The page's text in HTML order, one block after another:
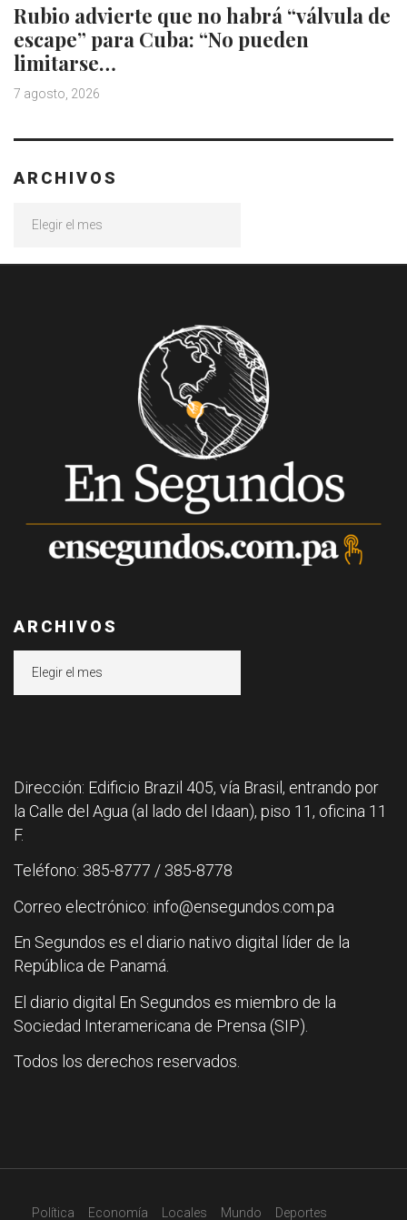
Rubio advierte que no habrá “válvula de
escape” para Cuba: “No pueden
limitarse…
7 agosto, 2026
ARCHIVOS
ARCHIVOS
Dirección: Edificio Brazil 405, vía Brasil, entrando por
la Calle del Agua (al lado del Idaan), piso 11, oficina 11
F.
Teléfono: 385-8777 / 385-8778
Correo electrónico: info@ensegundos.com.pa
En Segundos es el diario nativo digital líder de la
República de Panamá.
El diario digital En Segundos es miembro de la
Sociedad Interamericana de Prensa (SIP).
Todos los derechos reservados.
Política Economía Locales Mundo Deportes